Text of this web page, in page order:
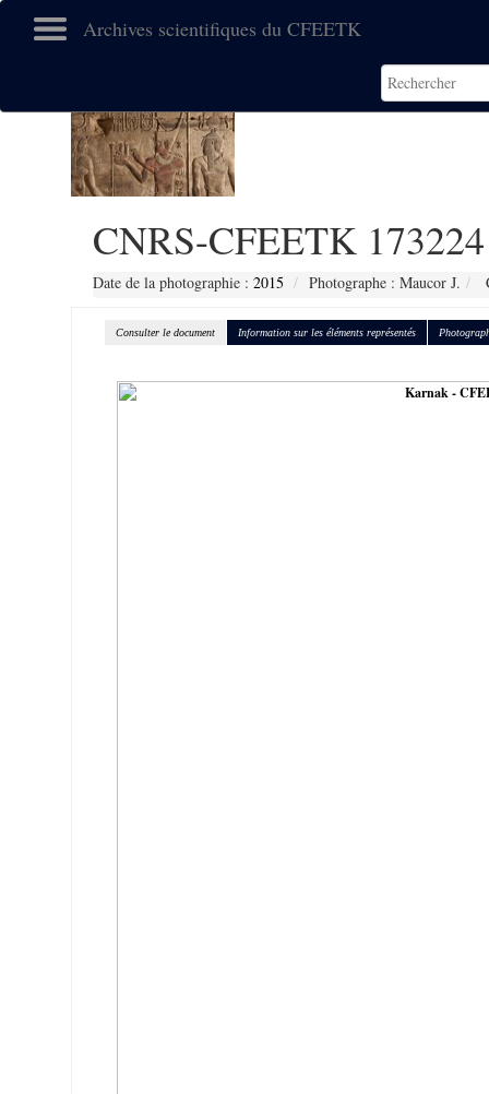
Archives scientifiques du CFEETK
CNRS-CFEETK 173224
Date de la photographie : 2015 Photographe : Maucor J.
Consulter le document Information sur les éléments représentés